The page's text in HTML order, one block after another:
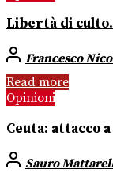
Libertà di
Francesco
Read more
Opinioni
Ceuta: attacco
Sauro